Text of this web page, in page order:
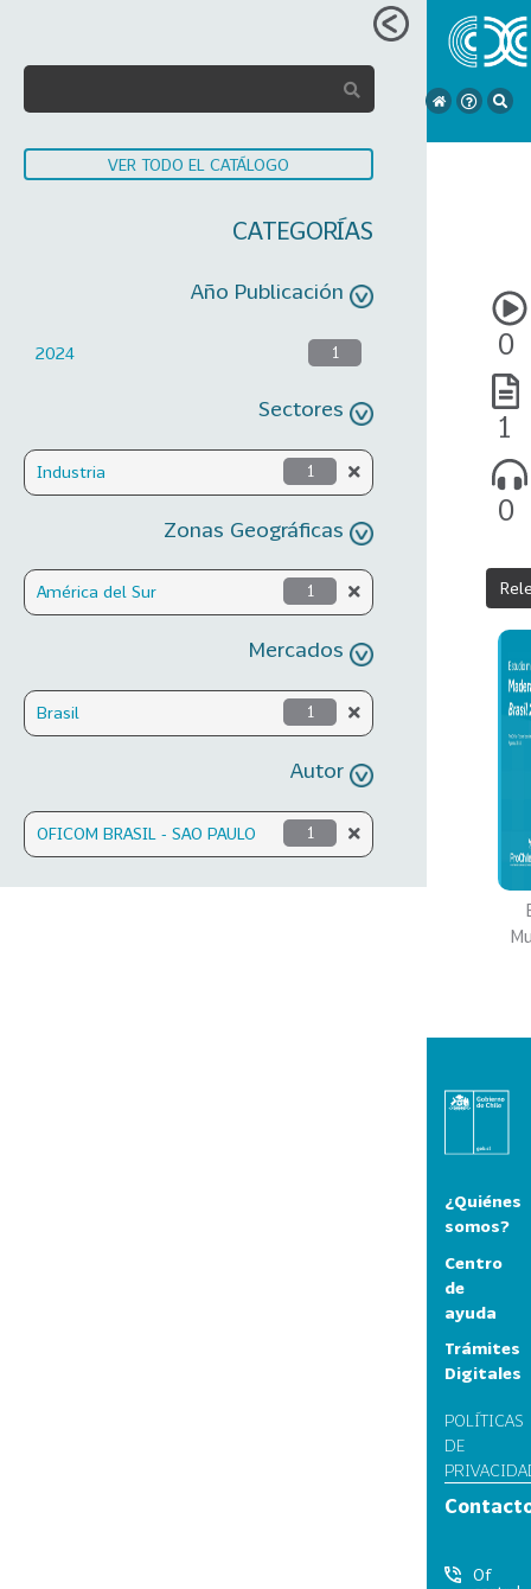
VER TODO EL CATÁLOGO
CATEGORÍAS
Año Publicación
2024 1
Sectores
Industria 1
Zonas Geográficas
América del Sur 1
Mercados
Brasil 1
Autor
OFICOM BRASIL - SAO PAULO 1
0
1
0
¿Quiénes
somos?
Centro
de
ayuda
Trámites
Digitales
POLÍTICAS
DE
Of